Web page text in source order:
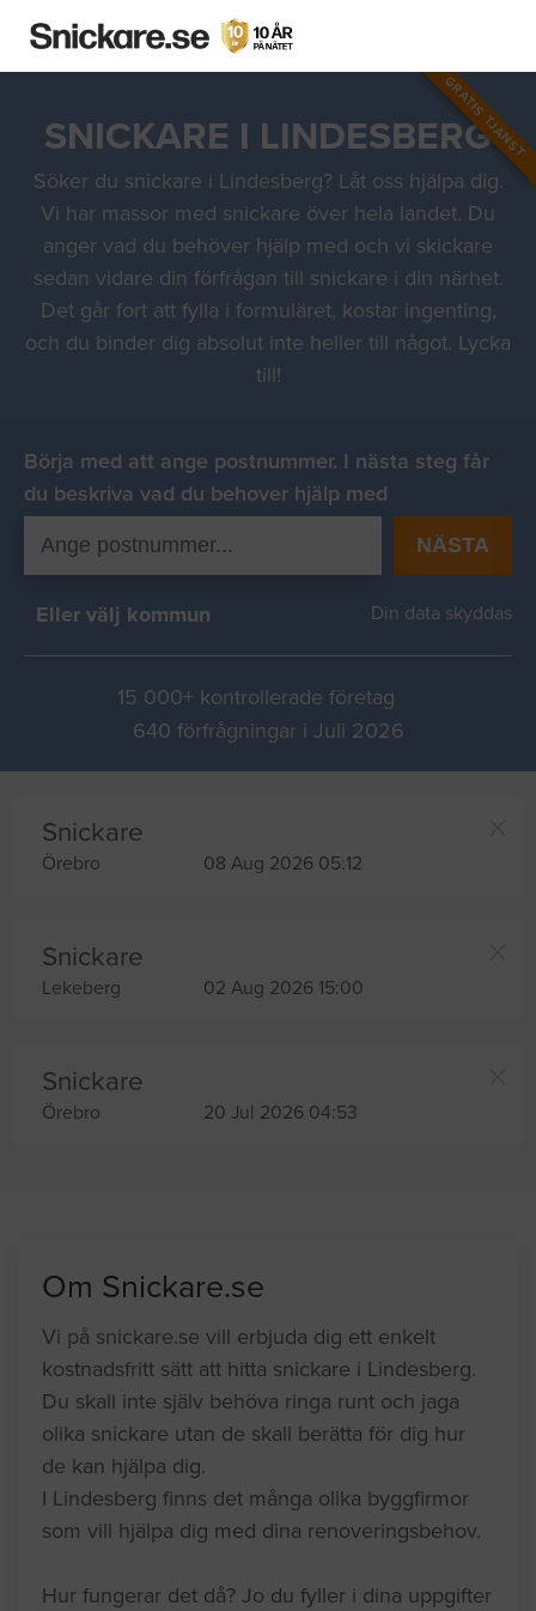
GRATIS TJÄNST
SNICKARE I LINDESBERG
Söker du snickare i Lindesberg? Låt oss hjälpa dig.
Vi har massor med snickare över hela landet. Du
anger vad du behöver hjälp med och vi skickare
sedan vidare din förfrågan till snickare i din närhet.
Det går fort att fylla i formuläret, kostar ingenting,
och du binder dig absolut inte heller till något. Lycka
till!
Börja med att ange postnummer. I nästa steg får
du beskriva vad du behover hjälp med
NÄSTA
Eller välj kommun Din data skyddas
15 000+ kontrollerade företag
640 förfrågningar i Juli 2026
Snickare
Örebro 08 Aug 2026 05:12
Snickare
Lekeberg 02 Aug 2026 15:00
Snickare
Örebro 20 Jul 2026 04:53
Om Snickare.se
Vi på snickare.se vill erbjuda dig ett enkelt
kostnadsfritt sätt att hitta snickare i Lindesberg.
Du skall inte själv behöva ringa runt och jaga
olika snickare utan de skall berätta för dig hur
de kan hjälpa dig.
I Lindesberg finns det många olika byggfirmor
som vill hjälpa dig med dina renoveringsbehov.
Hur fungerar det då? Jo du fyller i dina uppgifter